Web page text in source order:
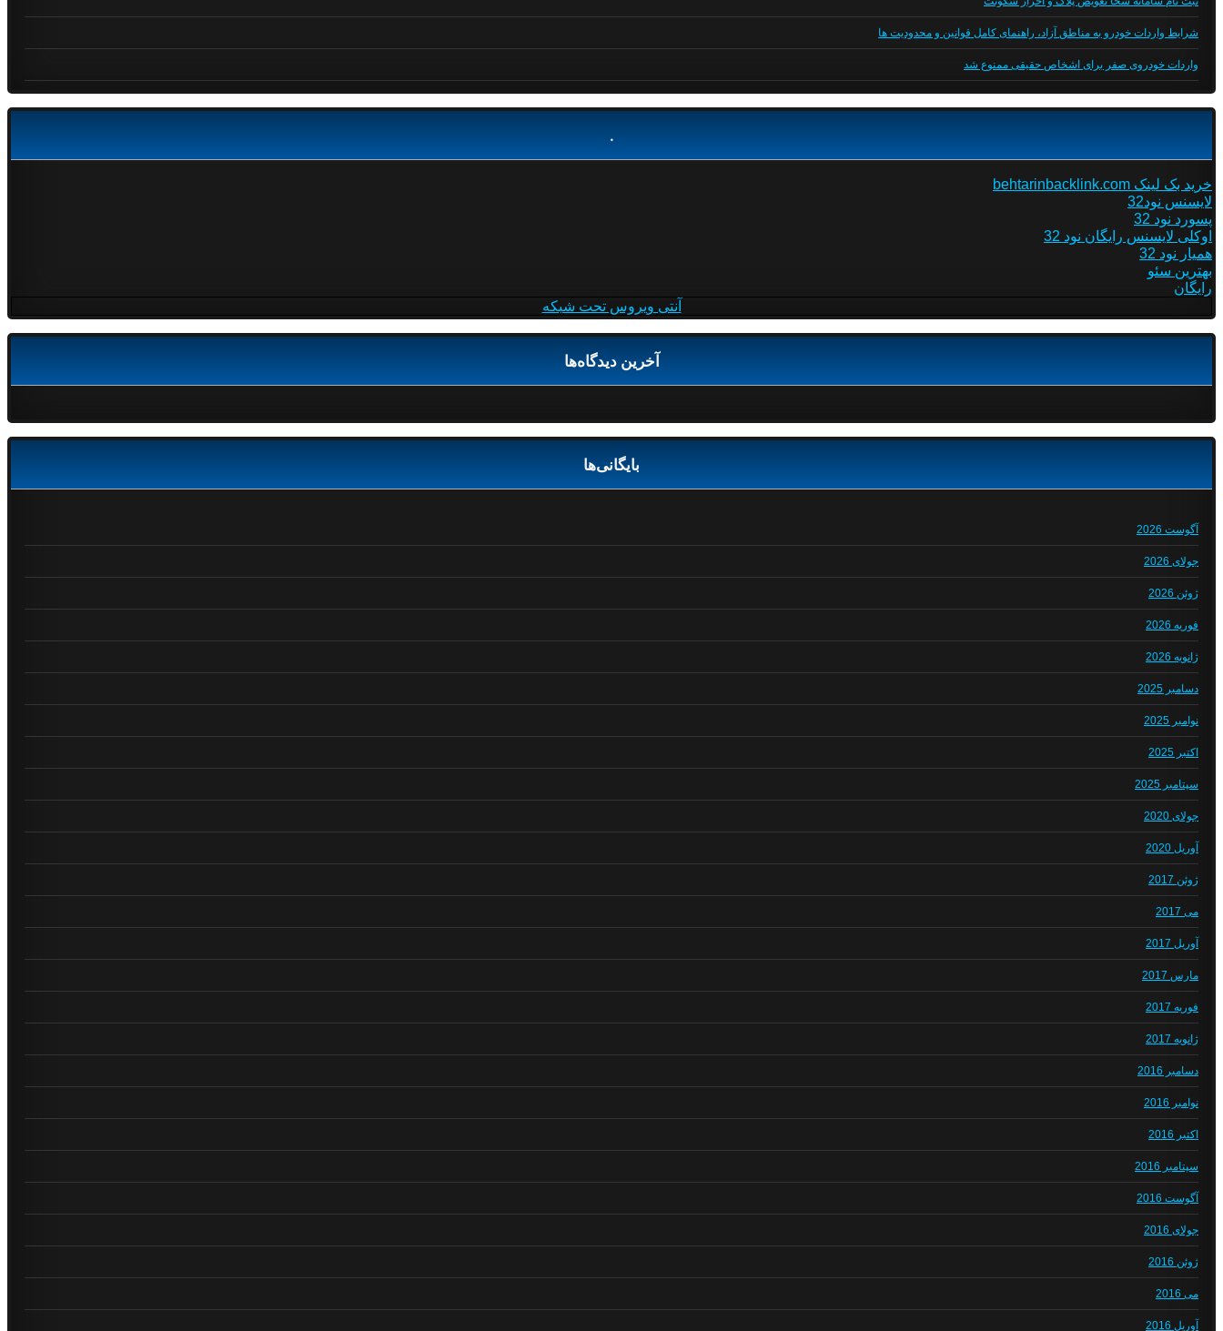
شرایط واردات خودرو به مناطق آزاد، راهنمای کامل قوانین و محدودیت ها
واردات خودروی صفر برای اشخاص حقیقی ممنوع شد
.
خرید بک لینک behtarinbacklink.com
لایسنس نود32
پسورد نود 32
اوکلی لایسنس رایگان نود 32
همیار نود 32
بهترین سئو
رایگان
آنتی ویروس تحت شبکه
آخرین دیدگاه‌ها
بایگانی‌ها
آگوست 2026
جولای 2026
ژوئن 2026
فوریه 2026
ژانویه 2026
دسامبر 2025
نوامبر 2025
اکتبر 2025
سپتامبر 2025
جولای 2020
آوریل 2020
ژوئن 2017
می 2017
آوریل 2017
مارس 2017
فوریه 2017
ژانویه 2017
دسامبر 2016
نوامبر 2016
اکتبر 2016
سپتامبر 2016
آگوست 2016
جولای 2016
ژوئن 2016
می 2016
آوریل 2016